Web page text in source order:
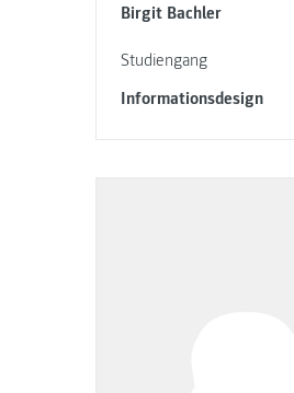
Birgit Bachler
Studiengang
Informationsdesign